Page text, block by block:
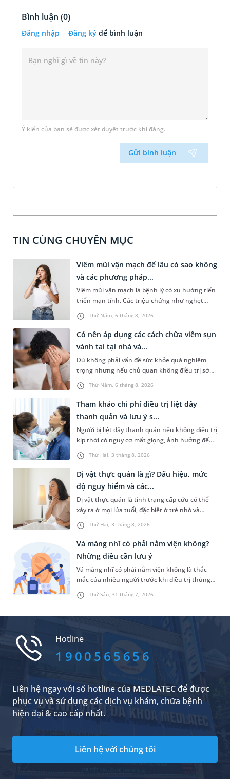
Bình luận (0)
Đăng nhập Đăng ký để bình luận
Ý kiến của bạn sẽ được xét duyệt trước khi đăng.
Gửi bình luận
TIN CÙNG CHUYÊN MỤC
Thứ Năm, 6 tháng 8, 2026
Viêm mũi vận mạch để lâu có sao không
và các phương pháp...
Viêm mũi vận mạch là bệnh lý có xu hướng tiến
triển mạn tính. Các triệu chứng như nghẹt
mũi, chảy nước mũi thường xuyên khiến người
bệnh khó chịu. Tuy nhiên, nhiều người vẫn chủ
quan trước những triệu chứng này, chấp nhận
sống chung với chúng. Vậy, viêm mũi vận mạch
để lâu có sao không và việc điều trị có phức tạp
không?
Thứ Năm, 6 tháng 8, 2026
Có nên áp dụng các cách chữa viêm sụn
vành tai tại nhà và...
Dù không phải vấn đề sức khỏe quá nghiêm
trọng nhưng nếu chủ quan không điều trị sớm,
người bệnh có thể phải đối mặt với một số biến
chứng. Nếu chưa xuất hiện mủ hoặc tích tụ
dịch, người bệnh thường chỉ cần dùng thuốc.
Vậy có nên áp dụng cách chữa viêm sụn vành
tai tại nhà không và cần làm gì để phòng ngừa
tình trạng này?
Thứ Hai, 3 tháng 8, 2026
Tham khảo chi phí điều trị liệt dây
thanh quản và lưu ý s...
Người bị liệt dây thanh quản nếu không điều trị
kịp thời có nguy cơ mất giọng, ảnh hưởng đến
khả năng giao tiếp, chức năng hô hấp và hoạt
động ăn uống. Tùy mức độ nghiêm trọng, bác sĩ
sẽ cân nhắc chỉ định điều trị nội khoa hoặc
ngoại khoa. Thực tế, chi phí điều trị liệt dây
thanh quản thường không quá cao nếu người
bệnh phát hiện và can thiệp sớm.
Thứ Hai, 3 tháng 8, 2026
Dị vật thực quản là gì? Dấu hiệu, mức
độ nguy hiểm và các...
Dị vật thực quản là tình trạng cấp cứu có thể
xảy ra ở mọi lứa tuổi, đặc biệt ở trẻ nhỏ và
người cao tuổi. Nếu không được phát hiện và
xử trí kịp thời, dị vật có thể gây tổn thương
thực quản, thậm chí dẫn đến nhiều biến chứng
nguy hiểm. Vậy khi bị mắc dị vật ở thực quản,
chúng ta cần xử trí như thế nào?
Thứ Sáu, 31 tháng 7, 2026
Vá màng nhĩ có phải nằm viện không?
Những điều cần lưu ý
Vá màng nhĩ có phải nằm viện không là thắc
mắc của nhiều người trước khi điều trị thủng
màng nhĩ. Thực tế, thời gian lưu viện sau phẫu
thuật không giống nhau ở tất cả trường hợp
tình trạng sức khỏe và tốc độ hồi phục của
Hotline
1900565656
Liên hệ ngay với số hotline của MEDLATEC để được
phục vụ và sử dụng các dịch vụ khám, chữa bệnh
hiện đại & cao cấp nhất.
Liên hệ với chúng tôi